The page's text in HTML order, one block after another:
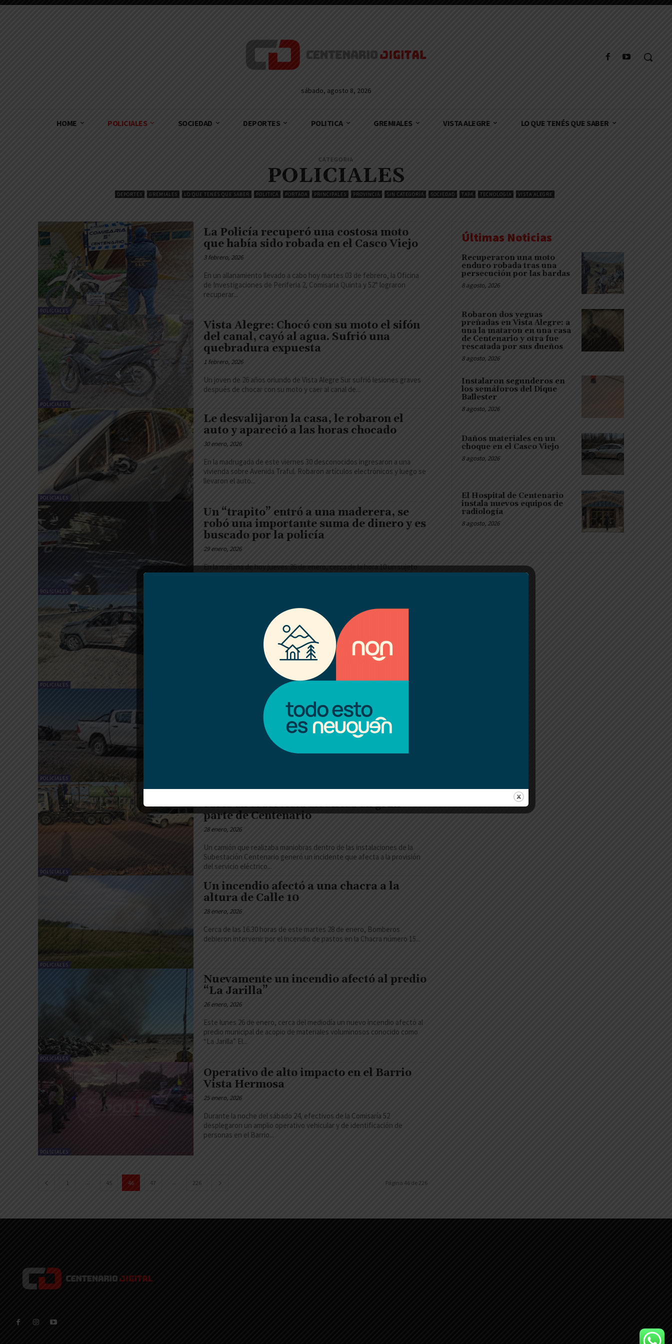
sábado, agosto 8, 2026
HOME POLICIALES SOCIEDAD DEPORTES POLITICA GREMIALES VISTA ALEGRE LO QUE TENÉS QUE SABER
CATEGORIA
POLICIALES
DEPORTES GREMIALES LO QUE TENÉS QUE SABER POLITICA PORTADA PRINCIPALES PROVINCIA SIN CATEGORÍA SOCIEDAD TAPA TECNOLOGIA VISTA ALEGRE
POLICIALES
La Policía recuperó una costosa moto
que había sido robada en el Casco Viejo
3 febrero, 2026
En un allanamiento llevado a cabo hoy martes 03 de febrero, la Oficina
de Investigaciones de Periferia 2, Comisaria Quinta y 52° lograron
recuperar...
POLICIALES
Vista Alegre: Chocó con su moto el sifón
del canal, cayó al agua. Sufrió una
quebradura expuesta
1 febrero, 2026
Un joven de 26 años oriundo de Vista Alegre Sur sufrió lesiones graves
después de chocar con su moto y caer al canal de...
POLICIALES
Le desvalijaron la casa, le robaron el
auto y apareció a las horas chocado
30 enero, 2026
En la madrugada de este viernes 30 desconocidos ingresaron a una
vivienda sobre Avenida Traful. Robaron artículos electrónicos y luego se
llevaron el auto...
POLICIALES
Un “trapito” entró a una maderera, se
robó una importante suma de dinero y es
buscado por la policía
29 enero, 2026
En la mañana de hoy jueves 26 de enero, cerca de la hora 10 un sujeto
POLICIALES
Choque en ruta 51: Una maniobra
indebida con el saldo de tres lesionados
Se conocieron detalles del incidente vial entre una camioneta Toyota
Hilux del Epen y un auto Fiat Palio Adventure color gris en ruta 51....
POLICIALES
Fuerte choque entre una auto y una
camioneta del Epen en ruta 51
Cerca de las 9 horas de este jueves 29 el impacto entre un Fiat Palio
Adventure y una camioneta del Epen sobre la ruta...
POLICIALES
Un incidente con un camión genera un
corte en el servicio eléctrico en gran
parte de Centenario
28 enero, 2026
Un camión que realizaba maniobras dentro de las instalaciones de la
Subestación Centenario generó un incidente que afecta a la provisión
del servicio eléctrico...
POLICIALES
Un incendio afectó a una chacra a la
altura de Calle 10
28 enero, 2026
Cerca de las 16.30 horas de este martes 28 de enero, Bomberos
debieron intervenir por el incendio de pastos en la Chacra número 15...
POLICIALES
Nuevamente un incendio afectó al predio
“La Jarilla”
26 enero, 2026
Este lunes 26 de enero, cerca del mediodía un nuevo incendio afectó al
predio municipal de acopio de materiales voluminosos conocido como
“La Jarilla” El...
POLICIALES
Operativo de alto impacto en el Barrio
Vista Hermosa
25 enero, 2026
Durante la noche del sábado 24, efectivos de la Comisaría 52
desplegaron un amplio operativo vehicular y de identificación de
personas en el Barrio...
1 ... 45 46 47 ... 226 Página 46 de 226
Últimas Noticias
Recuperaron una moto
enduro robada tras una
persecución por las bardas
8 agosto, 2026
Robaron dos yeguas
preñadas en Vista Alegre: a
una la mataron en una casa
de Centenario y otra fue
rescatada por sus dueños
8 agosto, 2026
Instalaron segunderos en
los semáforos del Dique
Ballester
8 agosto, 2026
Daños materiales en un
choque en el Casco Viejo
8 agosto, 2026
El Hospital de Centenario
instala nuevos equipos de
radiología
8 agosto, 2026